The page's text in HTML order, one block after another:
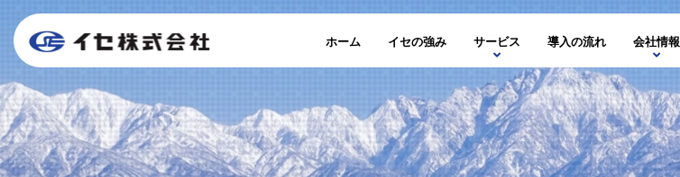
ホーム イセの強み サービス 導入の流れ 会社情報